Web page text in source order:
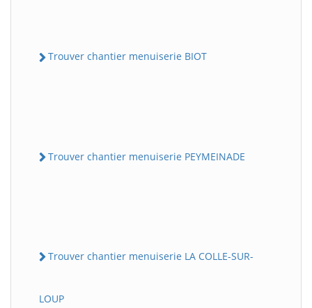
Trouver chantier menuiserie BIOT
Trouver chantier menuiserie PEYMEINADE
Trouver chantier menuiserie LA COLLE-SUR-
LOUP